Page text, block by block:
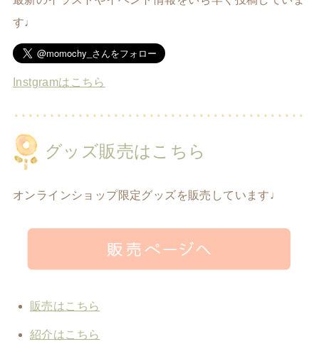
す♩
Instgramはこちら
グッズ販売はこちら
オンラインショップ限定グッズを販売しています♩
販売はこちら
紹介はこちら